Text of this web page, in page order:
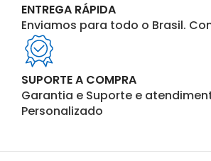
ENTREGA RÁPIDA
Enviamos para todo o Brasil.
SUPORTE A COMPRA
Garantia e Suporte e
Personalizado